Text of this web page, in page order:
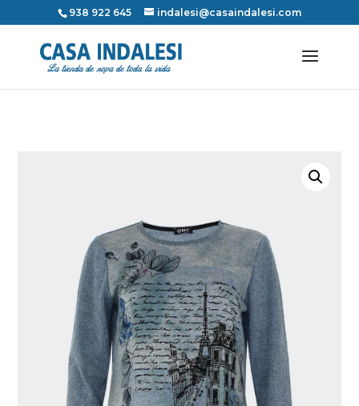
938 922 645 indalesi@casaindalesi.com